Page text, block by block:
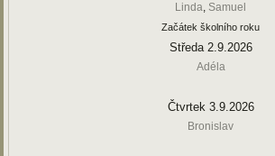
Linda, Samuel
Začátek školního roku
Středa 2.9.2026
Adéla
Čtvrtek 3.9.2026
Bronislav